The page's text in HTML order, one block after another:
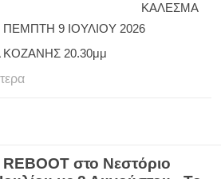
ΚΑΛΕΣΜΑ
9 ΙΟΥΛΙΟΥ 2026
ΚΟΖΑΝΗΣ 20.30μμ
στο Νεστόριο